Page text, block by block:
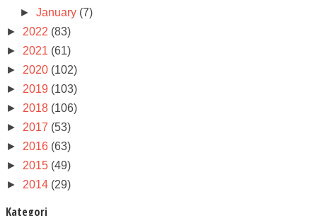
►January (7)
► 2022 (83)
► 2021 (61)
► 2020 (102)
► 2019 (103)
► 2018 (106)
► 2017 (53)
► 2016 (63)
► 2015 (49)
► 2014 (29)
Kategori